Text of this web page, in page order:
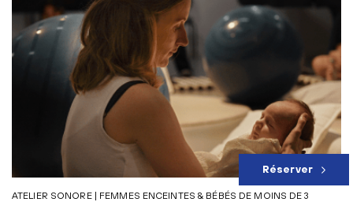
ATELIER SONORE | FEMMES ENCEINTES & BÉBÉS DE MOINS DE 3
Réserver